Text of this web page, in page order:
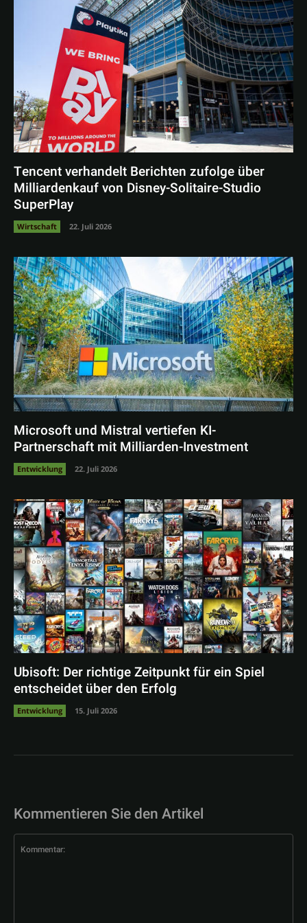
Tencent verhandelt Berichten zufolge über
Milliardenkauf von Disney-Solitaire-Studio
SuperPlay
Wirtschaft 22. Juli 2026
Microsoft und Mistral vertiefen KI-
Partnerschaft mit Milliarden-Investment
Entwicklung 22. Juli 2026
Ubisoft: Der richtige Zeitpunkt für ein Spiel
entscheidet über den Erfolg
Entwicklung 15. Juli 2026
Kommentieren Sie den Artikel